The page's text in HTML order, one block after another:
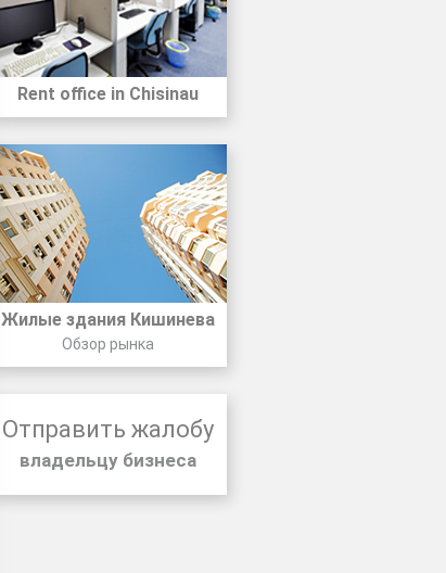
Rent office in Chisinau
Жилые здания Кишинева
Обзор рынка
Отправить жалобу
владельцу бизнеса